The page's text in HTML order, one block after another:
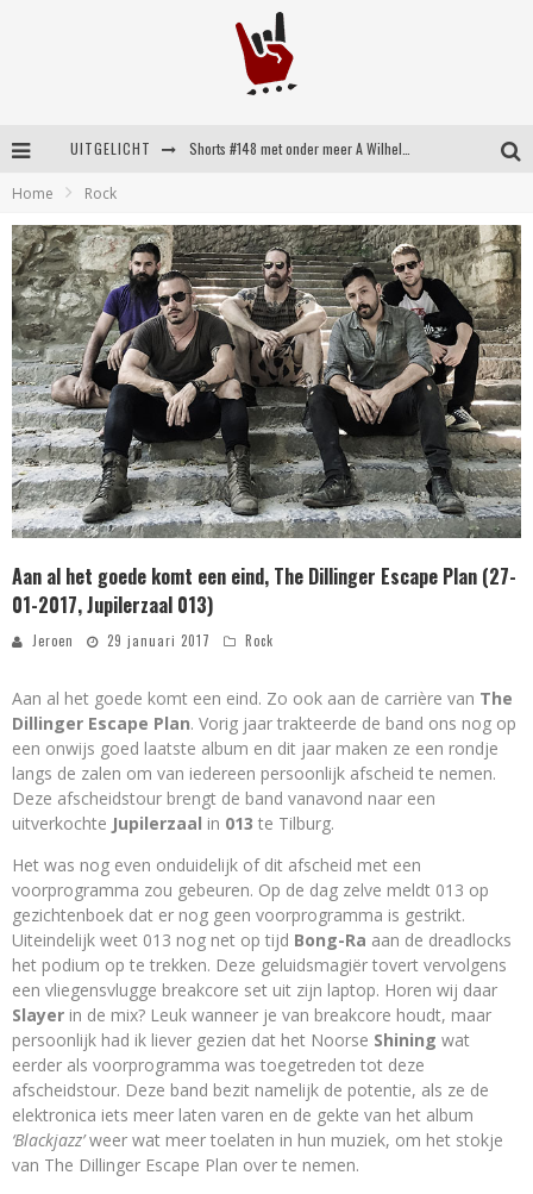
UITGELICHT
Britse emorockers van Basement maken tweede comeback met het indrukwekkende ‘Wired’
Shorts #149 met onder meer No Cure, Eva Under Fire, The Hu en Sleeping With Sirens
Home Rock
Aan al het goede komt een eind, The Dillinger Escape Plan (27-
01-2017, Jupilerzaal 013)
Jeroen 29 januari 2017 Rock
Aan al het goede komt een eind. Zo ook aan de carrière van The
Dillinger Escape Plan. Vorig jaar trakteerde de band ons nog op
een onwijs goed laatste album en dit jaar maken ze een rondje
langs de zalen om van iedereen persoonlijk afscheid te nemen.
Deze afscheidstour brengt de band vanavond naar een
uitverkochte Jupilerzaal in 013 te Tilburg.
Het was nog even onduidelijk of dit afscheid met een
voorprogramma zou gebeuren. Op de dag zelve meldt 013 op
gezichtenboek dat er nog geen voorprogramma is gestrikt.
Uiteindelijk weet 013 nog net op tijd Bong-Ra aan de dreadlocks
het podium op te trekken. Deze geluidsmagiër tovert vervolgens
een vliegensvlugge breakcore set uit zijn laptop. Horen wij daar
Slayer in de mix? Leuk wanneer je van breakcore houdt, maar
persoonlijk had ik liever gezien dat het Noorse Shining wat
eerder als voorprogramma was toegetreden tot deze
afscheidstour. Deze band bezit namelijk de potentie, als ze de
elektronica iets meer laten varen en de gekte van het album
‘Blackjazz’weer wat meer toelaten in hun muziek, om het stokje
van The Dillinger Escape Plan over te nemen.